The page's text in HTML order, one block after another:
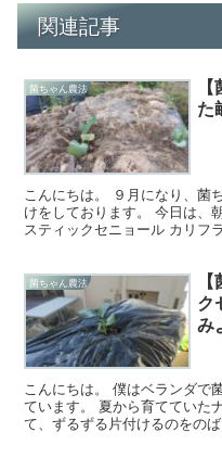
関連記事
菌ちゃん農法
た
こんにちは。 ９月になり、菌
けをしております。 今日は、
スティックセニョール カリフ
菌ちゃん農法
ク
み
こんにちは。 僕はベランダで
ています。 夏から育てていた
て、ずるずる片付けるのをの